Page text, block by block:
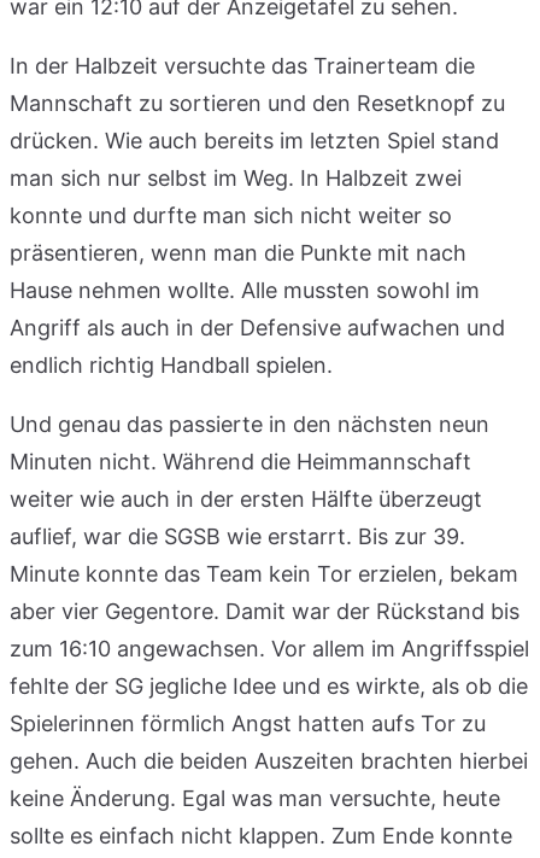
war ein 12:10 auf der Anzeigetafel zu sehen.
In der Halbzeit versuchte das Trainerteam die
Mannschaft zu sortieren und den Resetknopf zu
drücken. Wie auch bereits im letzten Spiel stand
man sich nur selbst im Weg. In Halbzeit zwei
konnte und durfte man sich nicht weiter so
präsentieren, wenn man die Punkte mit nach
Hause nehmen wollte. Alle mussten sowohl im
Angriff als auch in der Defensive aufwachen und
endlich richtig Handball spielen.
Und genau das passierte in den nächsten neun
Minuten nicht. Während die Heimmannschaft
weiter wie auch in der ersten Hälfte überzeugt
auflief, war die SGSB wie erstarrt. Bis zur 39.
Minute konnte das Team kein Tor erzielen, bekam
aber vier Gegentore. Damit war der Rückstand bis
zum 16:10 angewachsen. Vor allem im Angriffsspiel
fehlte der SG jegliche Idee und es wirkte, als ob die
Spielerinnen förmlich Angst hatten aufs Tor zu
gehen. Auch die beiden Auszeiten brachten hierbei
keine Änderung. Egal was man versuchte, heute
sollte es einfach nicht klappen. Zum Ende konnte